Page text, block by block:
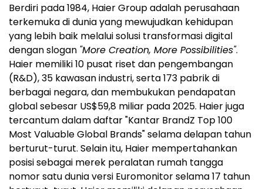
Berdiri pada 1984, Haier Group adalah perusahaan
terkemuka di dunia yang mewujudkan kehidupan
yang lebih baik melalui solusi transformasi digital
dengan slogan "More Creation, More Possibilities".
Haier memiliki 10 pusat riset dan pengembangan
(R&D), 35 kawasan industri, serta 173 pabrik di
berbagai negara, dan membukukan pendapatan
global sebesar US$59,8 miliar pada 2025. Haier juga
tercantum dalam daftar "Kantar BrandZ Top 100
Most Valuable Global Brands" selama delapan tahun
berturut-turut. Selain itu, Haier mempertahankan
posisi sebagai merek peralatan rumah tangga
nomor satu dunia versi Euromonitor selama 17 tahun